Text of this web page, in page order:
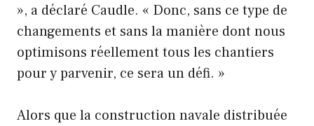
», a déclaré Caudle. « Donc, sans ce type de
changements et sans la manière dont nous
optimisons réellement tous les chantiers
pour y parvenir, ce sera un défi. »
Alors que la construction navale distribuée